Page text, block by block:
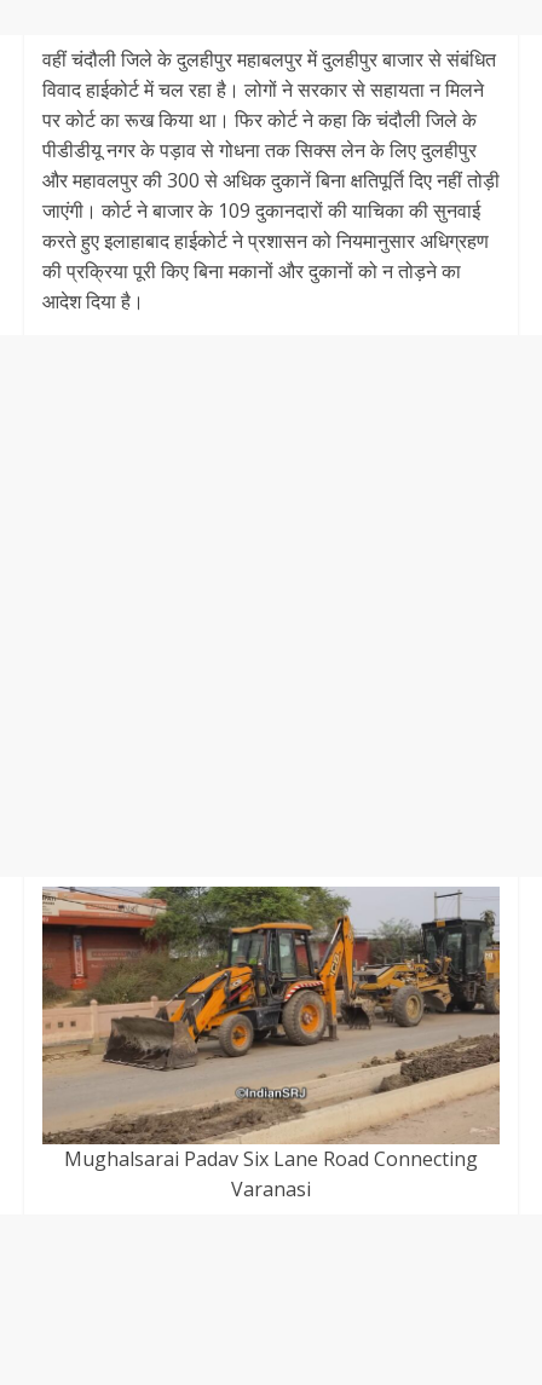
वहीं चंदौली जिले के दुलहीपुर महाबलपुर में दुलहीपुर बाजार से संबंधित
विवाद हाईकोर्ट में चल रहा है। लोगों ने सरकार से सहायता न मिलने
पर कोर्ट का रूख किया था। फिर कोर्ट ने कहा कि चंदौली जिले के
पीडीडीयू नगर के पड़ाव से गोधना तक सिक्स लेन के लिए दुलहीपुर
और महावलपुर की 300 से अधिक दुकानें बिना क्षतिपूर्ति दिए नहीं तोड़ी
जाएंगी। कोर्ट ने बाजार के 109 दुकानदारों की याचिका की सुनवाई
करते हुए इलाहाबाद हाईकोर्ट ने प्रशासन को नियमानुसार अधिग्रहण
की प्रक्रिया पूरी किए बिना मकानों और दुकानों को न तोड़ने का
आदेश दिया है।
Mughalsarai Padav Six Lane Road Connecting
Varanasi